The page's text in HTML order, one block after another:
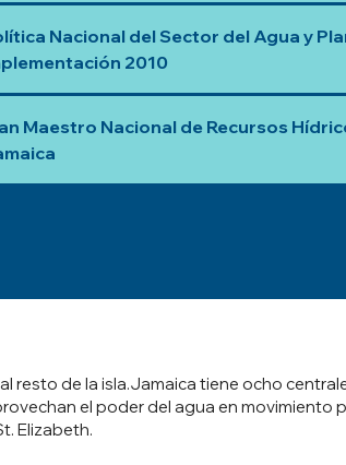
Nacional del Sector del Agua y
2010
Maestro Nacional de Recursos
resto de la isla.Jamaica tiene ocho
el poder del agua en movimiento
Elizabeth.